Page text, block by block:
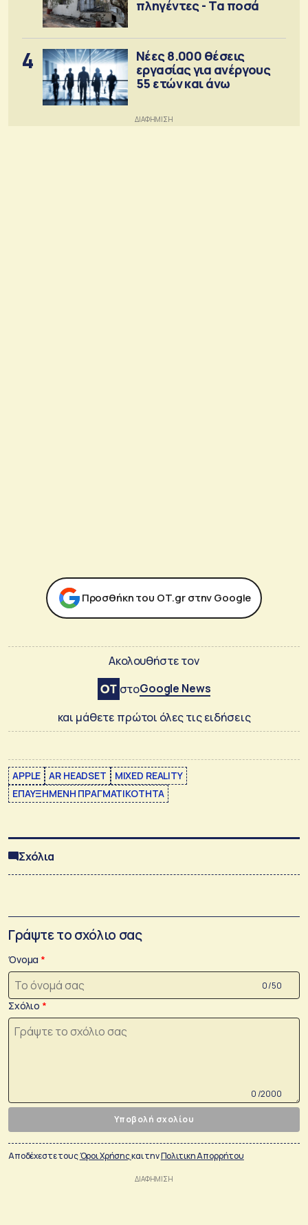
πληγέντες - Τα ποσά
4
Νέες 8.000 θέσεις
εργασίας για ανέργους
55 ετών και άνω
Προσθήκη του ΟΤ.gr στην Google
Ακολουθήστε τον
στοGoogle News
και μάθετε πρώτοι όλες τις ειδήσεις
APPLE AR HEADSET
MIXED REALITY
ΕΠΑΥΞΗΜΕΝΗ ΠΡΑΓΜΑΤΙΚΟΤΗΤΑ
Σχόλια
Γράψτε το σχόλιο σας
Όνομα
0 /50
Σχόλιο
0 /2000
Υποβολή σχολίου
Αποδέχεστε τουςΌροι Χρήσηςκαι τηνΠολιτικη Απορρήτου